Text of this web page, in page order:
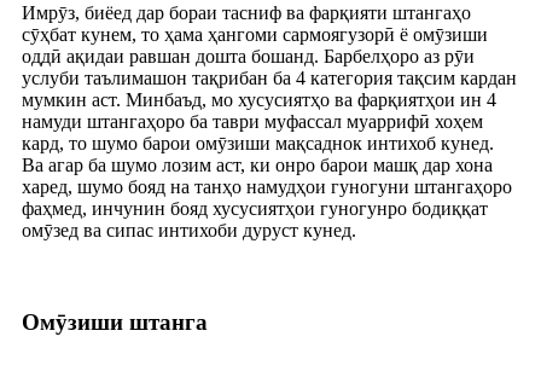
Имрӯз, биёед дар бораи тасниф ва фарқияти штангаҳо
сӯҳбат кунем, то ҳама ҳангоми сармоягузорӣ ё омӯзиши
оддӣ ақидаи равшан дошта бошанд. Барбелҳоро аз рӯи
услуби таълимашон тақрибан ба 4 категория тақсим кардан
мумкин аст. Минбаъд, мо хусусиятҳо ва фарқиятҳои ин 4
намуди штангаҳоро ба таври муфассал муаррифӣ хоҳем
кард, то шумо барои омӯзиши мақсаднок интихоб кунед.
Ва агар ба шумо лозим аст, ки онро барои машқ дар хона
харед, шумо бояд на танҳо намудҳои гуногуни штангаҳоро
фаҳмед, инчунин бояд хусусиятҳои гуногунро бодиққат
омӯзед ва сипас интихоби дуруст кунед.
Омӯзиши штанга